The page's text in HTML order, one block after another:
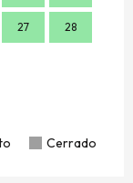
27 28
Cerrado